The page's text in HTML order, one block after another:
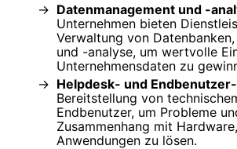
Datenmanagement und -
Unternehmen bieten
Verwaltung von
und -analyse, um wertvolle
Unternehmensdaten zu
Helpdesk- und
Bereitstellung von
Endbenutzer, um Probleme
Zusammenhang mit
Anwendungen zu lösen.